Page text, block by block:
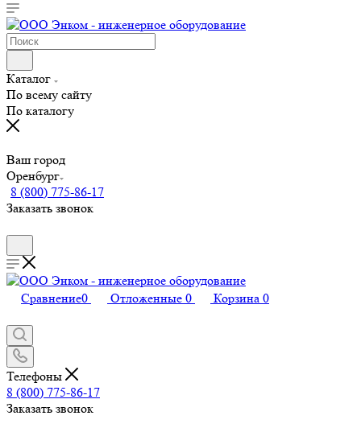
Каталог
По всему сайту
По каталогу
Ваш город
Оренбург
8 (800) 775-86-17
Заказать звонок
Сравнение0 Отложенные 0 Корзина 0
Телефоны
8 (800) 775-86-17
Заказать звонок